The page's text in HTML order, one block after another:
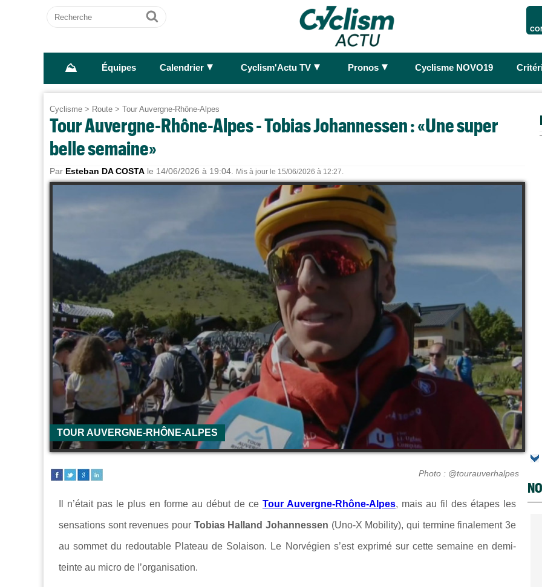
Recherche
Ok
⛰ Équipes Calendrier ► Cyclism'Actu TV ► Pronos ► Cyclisme NOVO19
Cyclisme > Route > Tour Auvergne-Rhône-Alpes
Tour Auvergne-Rhône-Alpes - Tobias Johannessen : «Une super
belle semaine»
Par Esteban DA COSTA le 14/06/2026 à 19:04. Mis à jour le 15/06/2026 à 12:27.
TOUR AUVERGNE-RHÔNE-ALPES
Photo : @tourauverhalpes
Il n’était pas le plus en forme au début de ce Tour Auvergne-Rhône-Alpes, mais au fil des étapes les
sensations sont revenues pour Tobias Halland Johannessen (Uno-X Mobility), qui termine finalement 3e
au sommet du redoutable Plateau de Solaison. Le Norvégien s’est exprimé sur cette semaine en demi-
teinte au micro de l’organisation.